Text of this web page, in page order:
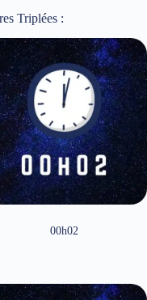
Triplées :
00h02